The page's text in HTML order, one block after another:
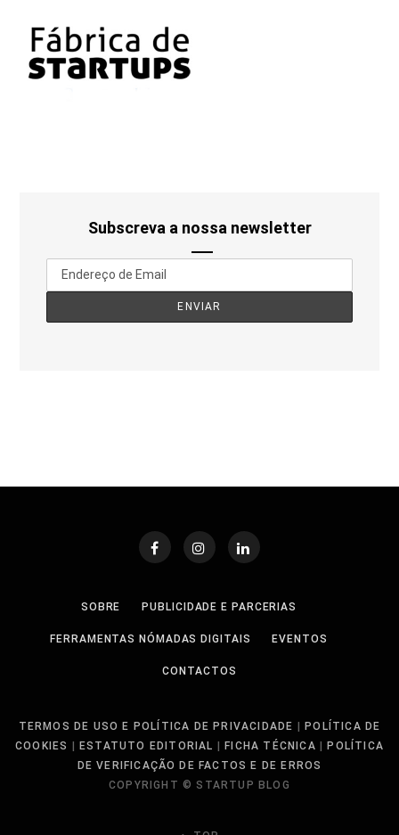
Subscreva a nossa newsletter
SOBRE PUBLICIDADE E PARCERIAS
FERRAMENTAS NÓMADAS DIGITAIS EVENTOS
CONTACTOS
TERMOS DE USO E POLÍTICA DE PRIVACIDADE
POLÍTICA DE
COOKIES
ESTATUTO EDITORIAL FICHA TÉCNICA
POLÍTICA
DE VERIFICAÇÃO DE FACTOS E DE ERROS
COPYRIGHT © STARTUP BLOG